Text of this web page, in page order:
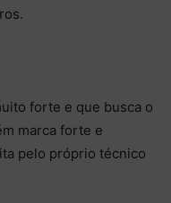
forte e que busca o
marca forte e
pelo próprio técnico